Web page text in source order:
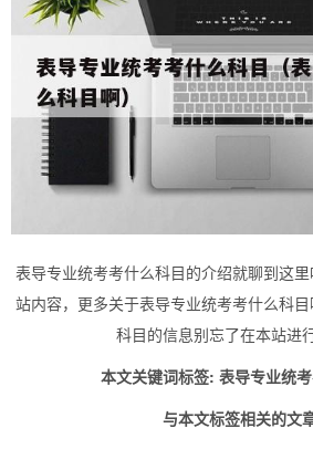
表导专业统考考什么科目的介绍就聊到这
站内容，更多关于表导专业统考考什么科
科目的信息别忘了在本站进
本文关键词标签: 表导专业统
与本文标签相关的文章